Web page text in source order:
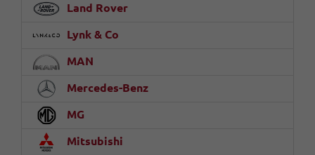
Land Rover
Lynk & Co
MAN
Mercedes-Benz
MG
Mitsubishi